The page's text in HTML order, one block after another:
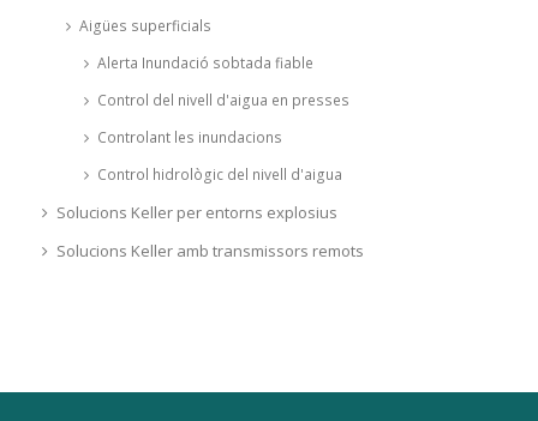
Aigües superficials
Alerta Inundació sobtada fiable
Control del nivell d'aigua en presses
Controlant les inundacions
Control hidrològic del nivell d'aigua
Solucions Keller per entorns explosius
Solucions Keller amb transmissors remots